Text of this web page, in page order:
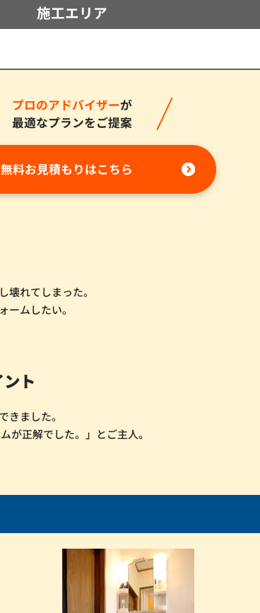
施工エリア
プロのアドバイザーが
最適なプランをご提案
無料お見積もりはこちら
壊れてしまった。
ームしたい。
ト
きました。
が正解でした。」とご主人。